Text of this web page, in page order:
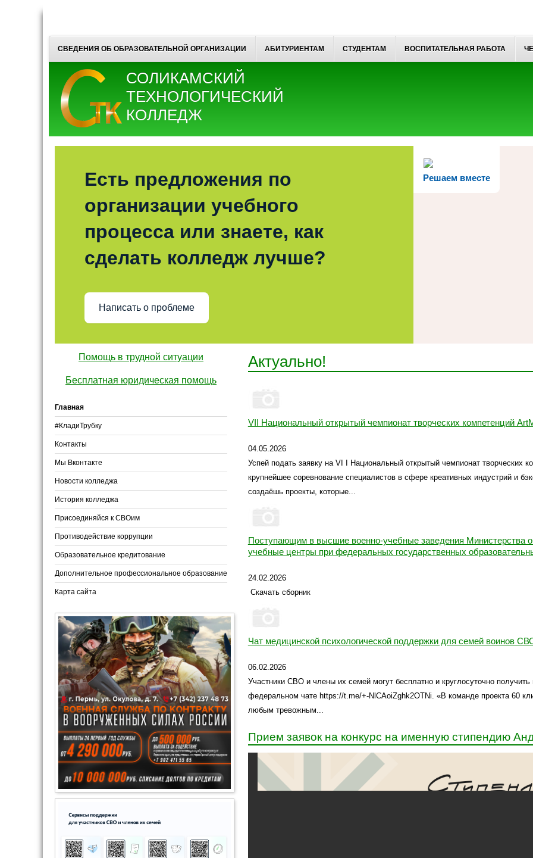
СОЛИКАМСКИЙ
ТЕХНОЛОГИЧЕСКИЙ
КОЛЛЕДЖ
СВЕДЕНИЯ ОБ ОБРАЗОВАТЕЛЬНОЙ ОРГАНИЗАЦИИ АБИТУРИЕНТАМ СТУДЕНТАМ ВОСПИТАТЕЛЬНАЯ РАБОТА
Решаем вместе
Есть предложения по
организации учебного
процесса или знаете, как
сделать колледж лучше?
Написать о проблеме
Помощь в трудной ситуации
Бесплатная юридическая помощь
Главная
#КладиТрубку
Контакты
Мы Вконтакте
Новости колледжа
История колледжа
Присоединяйся к СВОим
Противодействие коррупции
Образовательное кредитование
Дополнительное профессиональное образование
Карта сайта
Актуально!
VII Национальный открытый чемпионат творческих компетенций
04.05.2026
Успей подать заявку на VI I Национальный открытый чемпионат творческих
крупнейшее соревнование специалистов в сфере креативных индустрий и
создаёшь проекты, которые...
Поступающим в высшие военно-учебные заведения Министерства
учебные центры при федеральных государственных
24.02.2026
Скачать сборник
Чат медицинской психологической поддержки для семей воинов
06.02.2026
Участники СВО и члены их семей могут бесплатно и круглосуточно
федеральном чате https://t.me/+-NlCAoiZghk2OTNi. «В команде проекта 60
любым тревожным...
Прием заявок на конкурс на именную стипендию